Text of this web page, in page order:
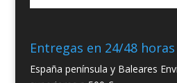
Entregas en 24/48 horas
España península y Baleares